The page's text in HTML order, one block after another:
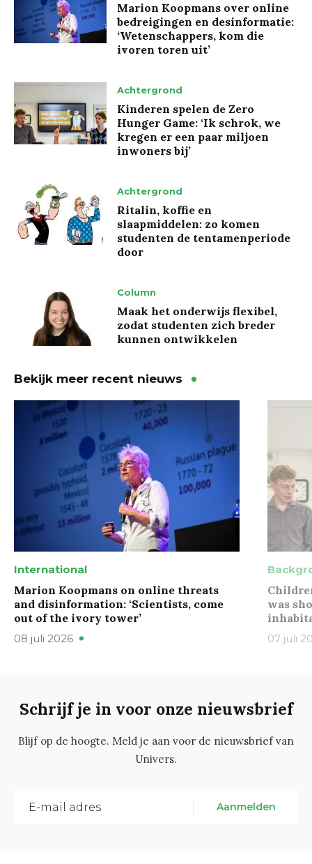
Marion Koopmans over online
bedreigingen en desinformatie:
‘Wetenschappers, kom die
ivoren toren uit’
Achtergrond
Kinderen spelen de Zero
Hunger Game: ‘Ik schrok, we
kregen er een paar miljoen
inwoners bij’
Achtergrond
Ritalin, koffie en
slaapmiddelen: zo komen
studenten de tentamenperiode
door
Column
Maak het onderwijs flexibel,
zodat studenten zich breder
kunnen ontwikkelen
Bekijk meer recent nieuws
International
Marion Koopmans on online threats
and disinformation: ‘Scientists, come
out of the ivory tower’
08 juli 2026
was
07 juli
Schrijf je in voor onze nieuwsbrief
Blijf op de hoogte. Meld je aan voor de nieuwsbrief van
Univers.
Aanmelden